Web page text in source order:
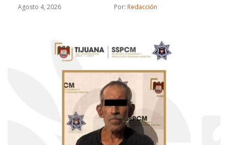
Agosto 4, 2026 Por: Redacción